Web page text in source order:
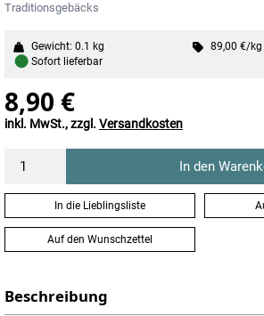
Traditionsgebäcks
Gewicht: 0.1 kg 89,00 €/kg
● Sofort lieferbar
8,90 €
inkl. MwSt., zzgl. Versandkosten
In den
In die Lieblingsliste
Auf den Wunschzettel
Beschreibung